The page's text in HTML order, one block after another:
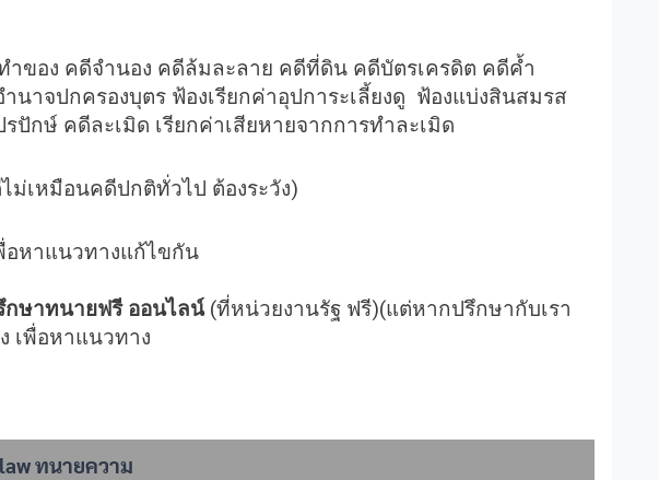
ดั
บ
เ
อง คดีจำนอง คดีล้มละลาย คดีที่ดิน คดีบัตรเครดิต คดีค้ำ
าจปกครองบุตร ฟ้องเรียกค่าอุปการะเลี้ยงดู ฟ้องแบ่งสินสมรส
กษ์ คดีละเมิด เรียกค่าเสียหายจากการทำละเมิด
เหมือนคดีปกติทั่วไป ต้องระวัง)
อหาแนวทางแก้ไขกัน
กษาทนายฟรี ออนไลน์(ที่หน่วยงานรัฐ ฟรี)(แต่หากปรึกษากับเรา
เพื่อหาแนวทาง
ทนายความ